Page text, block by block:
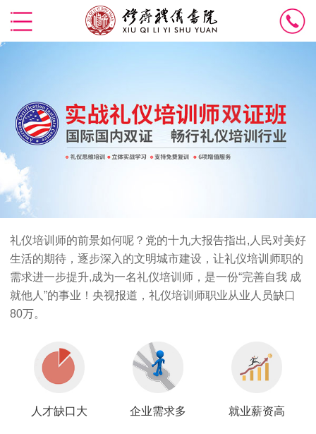
礼仪培训师的前景如何呢？党的十九大报告指出,人民对美好
生活的期待，逐步深入的文明城市建设，让礼仪培训师职的
需求进一步提升,成为一名礼仪培训师，是一份“完善自我 成
就他人”的事业！央视报道，礼仪培训师职业从业人员缺口
80万。
人才缺口大 企业需求多 就业薪资高